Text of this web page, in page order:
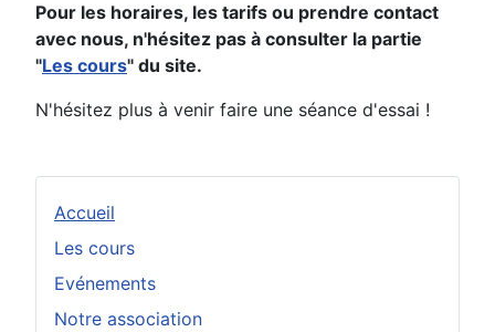
Accueil
Les cours
Evénements
Notre association
Pour les horaires, les tarifs ou prendre contact
avec nous, n'hésitez pas à consulter la partie
"Les cours" du site.
N'hésitez plus à venir faire une séance d'essai !